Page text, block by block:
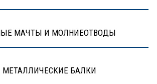
МАЧТЫ И МОЛНИЕОТВОДЫ
МЕТАЛЛИЧЕСКИЕ БАЛКИ